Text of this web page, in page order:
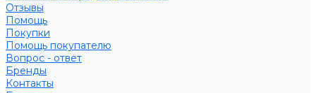
Отзывы
Помощь
Покупки
Помощь покупателю
Вопрос - ответ
Бренды
Контакты